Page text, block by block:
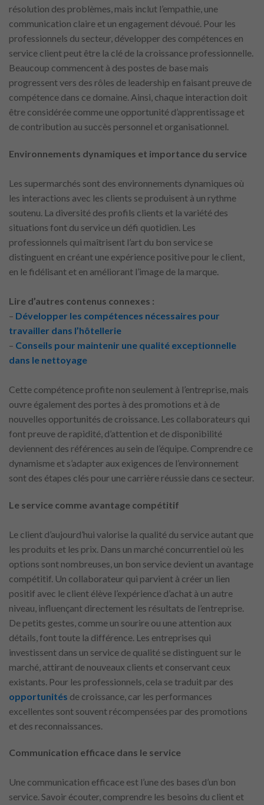
résolution des problèmes, mais inclut l’empathie, une
communication claire et un engagement dévoué. Pour les
professionnels du secteur, développer des compétences en
service client peut être la clé de la croissance professionnelle.
Beaucoup commencent à des postes de base mais
progressent vers des rôles de leadership en faisant preuve de
compétence dans ce domaine. Ainsi, chaque interaction doit
être considérée comme une opportunité d’apprentissage et
de contribution au succès personnel et organisationnel.
Environnements dynamiques et importance du service
Les supermarchés sont des environnements dynamiques où
les interactions avec les clients se produisent à un rythme
soutenu. La diversité des profils clients et la variété des
situations font du service un défi quotidien. Les
professionnels qui maîtrisent l’art du bon service se
distinguent en créant une expérience positive pour le client,
en le fidélisant et en améliorant l’image de la marque.
Lire d’autres contenus connexes :
– Développer les compétences nécessaires pour
travailler dans l’hôtellerie
– Conseils pour maintenir une qualité exceptionnelle
dans le nettoyage
Cette compétence profite non seulement à l’entreprise, mais
ouvre également des portes à des promotions et à de
nouvelles opportunités de croissance. Les collaborateurs qui
font preuve de rapidité, d’attention et de disponibilité
deviennent des références au sein de l’équipe. Comprendre ce
dynamisme et s’adapter aux exigences de l’environnement
sont des étapes clés pour une carrière réussie dans ce secteur.
Le service comme avantage compétitif
Le client d’aujourd’hui valorise la qualité du service autant que
les produits et les prix. Dans un marché concurrentiel où les
options sont nombreuses, un bon service devient un avantage
compétitif. Un collaborateur qui parvient à créer un lien
positif avec le client élève l’expérience d’achat à un autre
niveau, influençant directement les résultats de l’entreprise.
De petits gestes, comme un sourire ou une attention aux
détails, font toute la différence. Les entreprises qui
investissent dans un service de qualité se distinguent sur le
marché, attirant de nouveaux clients et conservant ceux
existants. Pour les professionnels, cela se traduit par des
opportunités de croissance, car les performances
excellentes sont souvent récompensées par des promotions
et des reconnaissances.
Communication efficace dans le service
Une communication efficace est l’une des bases d’un bon
service. Savoir écouter, comprendre les besoins du client et